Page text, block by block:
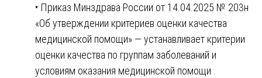
• Приказ Минздрава России от 14.04.2025 № 203н
«Об утверждении критериев оценки качества
медицинской помощи» — устанавливает критерии
оценки качества по группам заболеваний и
условиям оказания медицинской помощи .